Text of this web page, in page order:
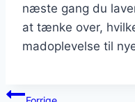
næste gang du
at tænke over,
madoplevelse til